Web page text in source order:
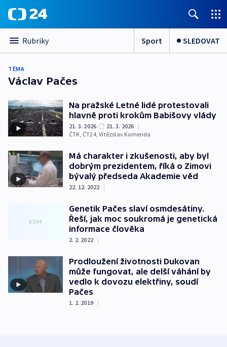
Rubriky Sport SLEDOVAT
TÉMA
Václav Pačes
Na pražské Letné lidé protestovali
hlavně proti krokům Babišovy vlády
21. 3. 2026 21. 3. 2026 |
ČTK, ČT24,Vítězslav Komenda
Má charakter i zkušenosti, aby byl
dobrým prezidentem, říká o Zimovi
bývalý předseda Akademie věd
22. 12. 2022 |
Genetik Pačes slaví osmdesátiny.
Řeší, jak moc soukromá je genetická
informace člověka
2. 2. 2022 |
Prodloužení životnosti Dukovan
může fungovat, ale delší váhání by
vedlo k dovozu elektřiny, soudí
Pačes
1. 2. 2019 |